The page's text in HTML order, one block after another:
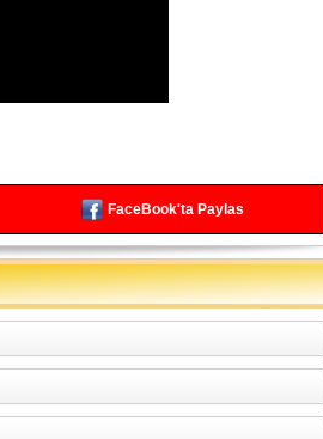
FaceBook'ta Paylas